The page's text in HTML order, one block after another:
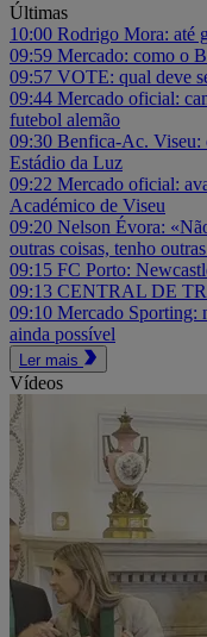
Últimas
10:00 Rodrigo Mora: até
09:59 Mercado: como o
09:57 VOTE: qual deve
09:44 Mercado oficial:
futebol alemão
09:30 Benfica-Ac. Viseu:
Estádio da Luz
09:22 Mercado oficial:
Académico de Viseu
09:20 Nelson Évora:
outras coisas, tenho
09:15 FC Porto:
09:13 CENTRAL DE
09:10 Mercado Sporting:
ainda possível
Ler mais
Vídeos